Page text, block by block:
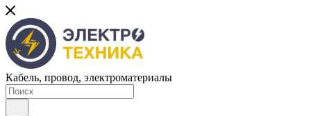
Кабель, провод, электроматериалы